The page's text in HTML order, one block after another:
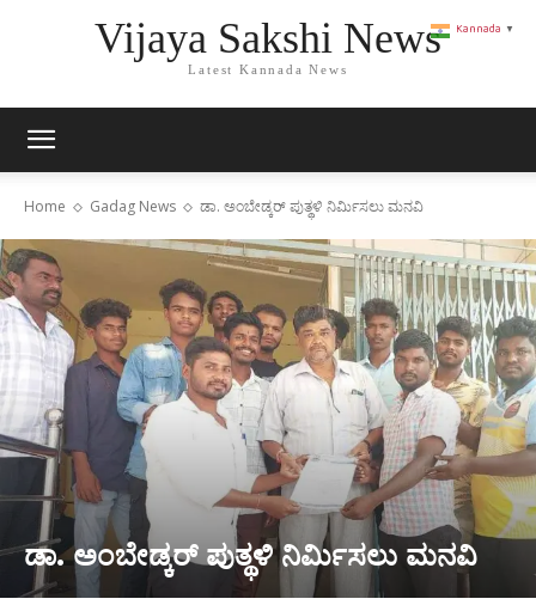
Vijaya Sakshi News
Latest Kannada News
Home Gadag News ಡಾ. ಅಂಬೇಡ್ಕರ್ ಪುತ್ಥಳಿ ನಿರ್ಮಿಸಲು ಮನವಿ
ಡಾ. ಅಂಬೇಡ್ಕರ್ ಪುತ್ಥಳಿ ನಿರ್ಮಿಸಲು ಮನವಿ
Kannada ▼